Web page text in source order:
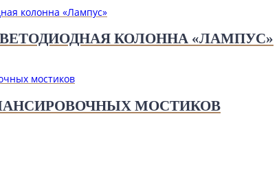
КОЛОННА «ЛАМПУС»
МОСТИКОВ